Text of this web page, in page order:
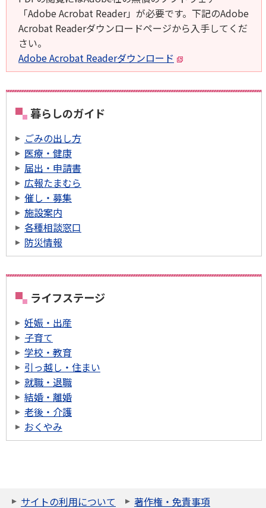
「Adobe Acrobat Reader」が必要です。下記のAdobe
Acrobat Readerダウンロードページから入手してくだ
さい。
Adobe Acrobat Readerダウンロード
暮らしのガイド
ごみの出し方
医療・健康
届出・申請書
広報たまむら
催し・募集
施設案内
各種相談窓口
防災情報
ライフステージ
妊娠・出産
子育て
学校・教育
引っ越し・住まい
就職・退職
結婚・離婚
老後・介護
おくやみ
サイトの利用について 著作権・免責事項